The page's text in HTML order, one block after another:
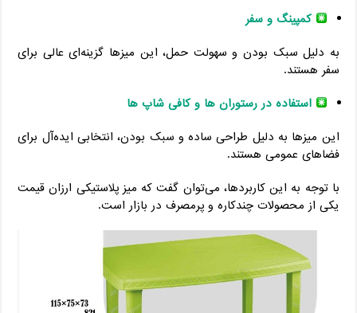
کمپینگ و سفر
به دلیل سبک بودن و سهولت حمل، این میزها گزینه‌ای عالی برای
سفر هستند.
استفاده در رستوران ها و کافی شاپ ها
این میزها به دلیل طراحی ساده و سبک بودن، انتخابی ایده‌آل برای
فضاهای عمومی هستند.
با توجه به این کاربردها، می‌توان گفت که میز پلاستیکی ارزان قیمت
یکی از محصولات چندکاره و پرمصرف در بازار است.